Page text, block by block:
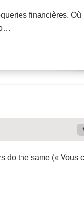
financières.
do the same (« Vous